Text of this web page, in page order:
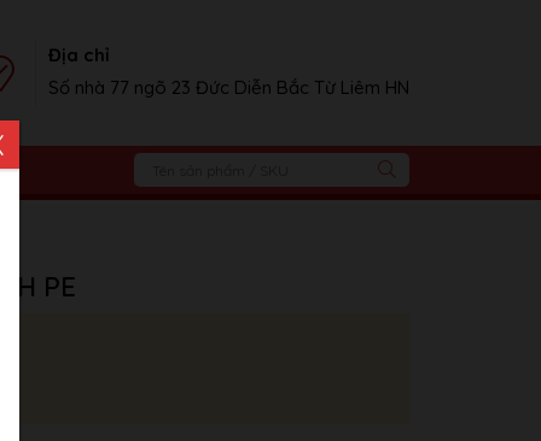
Địa chỉ
Số nhà 77 ngõ 23 Đức Diễn Bắc Từ Liêm HN
PE